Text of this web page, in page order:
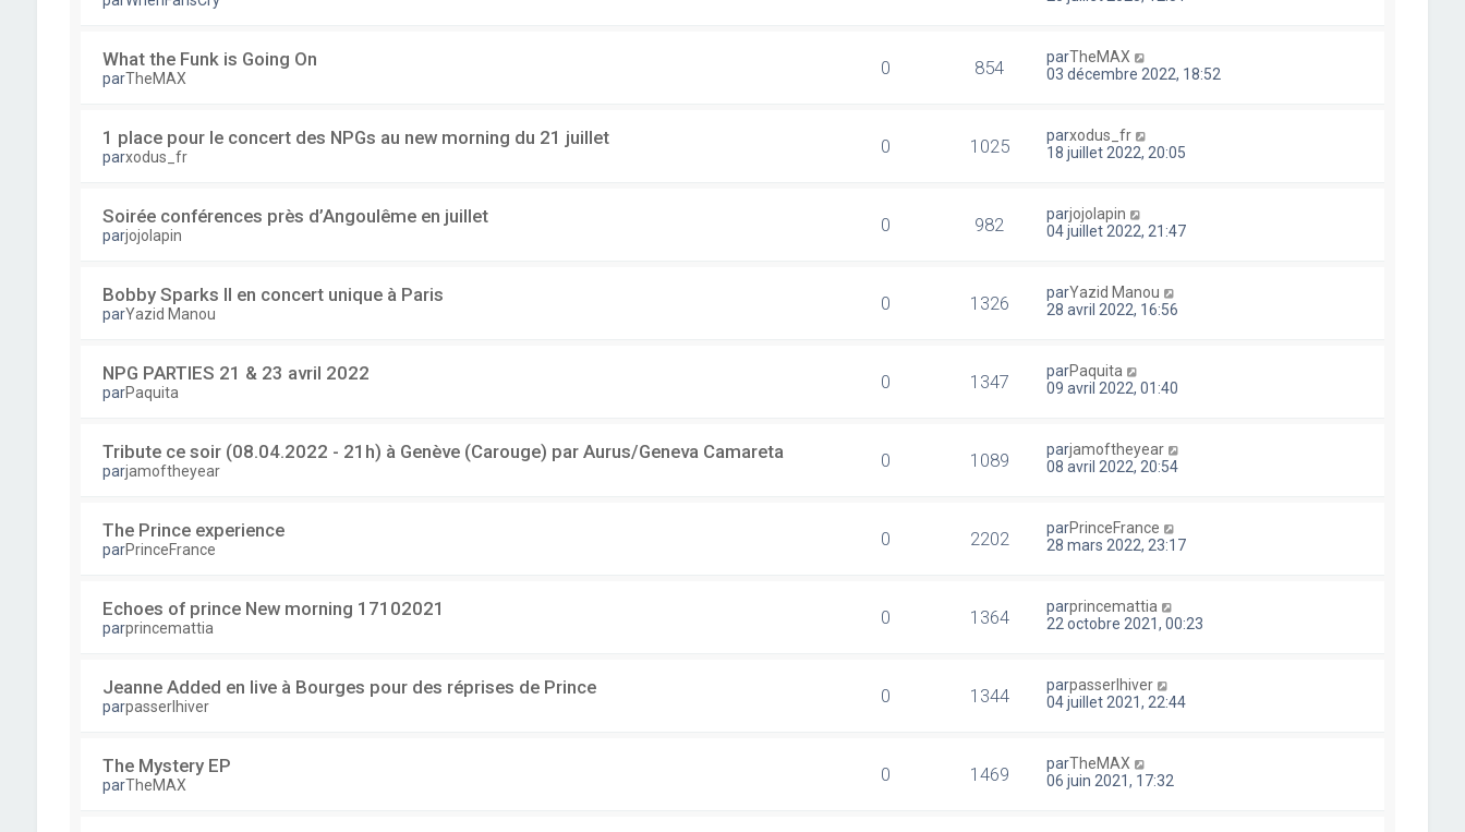
What the Funk is Going On
parTheMAX 0 854 parTheMAX
03 décembre 2022, 18:52
1 place pour le concert des NPGs au new morning du 21 juillet
parxodus_fr 0 1025 parxodus_fr
18 juillet 2022, 20:05
Soirée conférences près d’Angoulême en juillet
parjojolapin 0 982 parjojolapin
04 juillet 2022, 21:47
Bobby Sparks II en concert unique à Paris
parYazid Manou 0 1326 parYazid Manou
28 avril 2022, 16:56
NPG PARTIES 21 & 23 avril 2022
parPaquita 0 1347 parPaquita
09 avril 2022, 01:40
Tribute ce soir (08.04.2022 - 21h) à Genève (Carouge) par Aurus/Geneva Camareta
parjamoftheyear 0 1089 parjamoftheyear
08 avril 2022, 20:54
The Prince experience
parPrinceFrance 0 2202 parPrinceFrance
28 mars 2022, 23:17
Echoes of prince New morning 17102021
parprincemattia 0 1364 parprincemattia
22 octobre 2021, 00:23
Jeanne Added en live à Bourges pour des réprises de Prince
parpasserlhiver 0 1344 parpasserlhiver
04 juillet 2021, 22:44
The Mystery EP
parTheMAX 0 1469 parTheMAX
06 juin 2021, 17:32